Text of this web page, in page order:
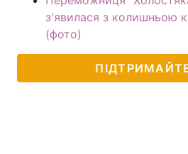
з'явилася з колишньою
(фото)